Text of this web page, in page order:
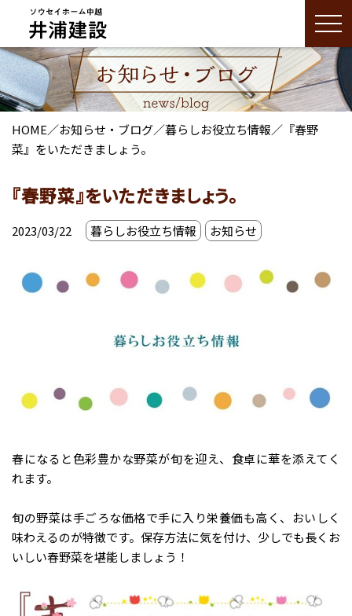
HOME／お知らせ・ブログ／暮らしお役立ち情報／ 『春野
菜』をいただきましょう。
『春野菜』をいただきましょう。
2023/03/22 暮らしお役立ち情報 お知らせ
春になると色彩豊かな野菜が旬を迎え、食卓に華を添えてく
れます。
旬の野菜は手ごろな価格で手に入り栄養価も高く、おいしく
味わえるのが特徴です。保存方法に気を付け、少しでも長くお
いしい春野菜を堪能しましょう！